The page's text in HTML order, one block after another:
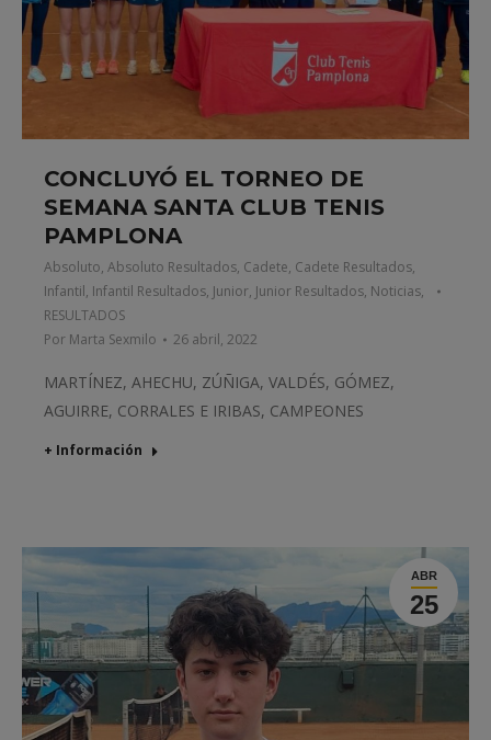
CONCLUYÓ EL TORNEO DE
SEMANA SANTA CLUB TENIS
PAMPLONA
Absoluto, Absoluto Resultados, Cadete, Cadete Resultados,
Infantil, Infantil Resultados, Junior, Junior Resultados, Noticias,
RESULTADOS
Por Marta Sexmilo 26 abril, 2022
MARTÍNEZ, AHECHU, ZÚÑIGA, VALDÉS, GÓMEZ,
AGUIRRE, CORRALES E IRIBAS, CAMPEONES
+ Información
ABR
25